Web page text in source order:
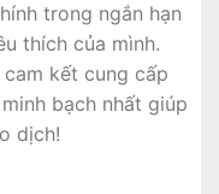
trong ngắn hạn
thích của mình.
kết cung cấp
bạch nhất giúp
dịch!